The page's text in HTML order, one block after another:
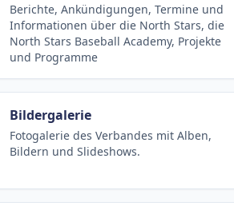
Berichte, Ankündigungen, Termine und
Informationen über die North Stars, die
North Stars Baseball Academy, Projekte
und Programme
Bildergalerie
Fotogalerie des Verbandes mit Alben,
Bildern und Slideshows.